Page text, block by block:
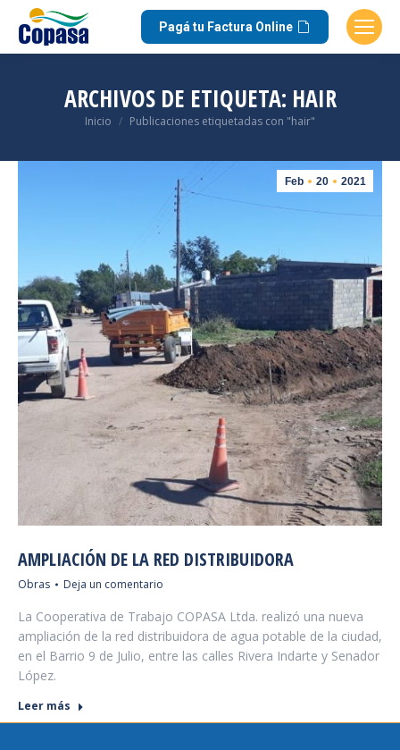
Pagá tu Factura Online
ARCHIVOS DE ETIQUETA: HAIR
Estás aquí:
Inicio Publicaciones etiquetadas con "hair"
Feb 20 2021
AMPLIACIÓN DE LA RED DISTRIBUIDORA
Obras Deja un comentario
La Cooperativa de Trabajo COPASA Ltda. realizó una nueva
ampliación de la red distribuidora de agua potable de la ciudad,
en el Barrio 9 de Julio, entre las calles Rivera Indarte y Senador
López.
Leer más